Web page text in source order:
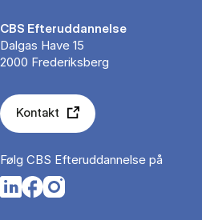
CBS Efteruddannelse
Dalgas Have 15
2000 Frederiksberg
Kontakt
Følg CBS Efteruddannelse på
Opens in a new tab
Opens in a new tab
Opens in a new tab